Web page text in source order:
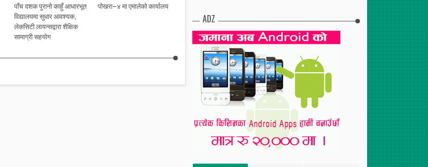
पाँच दशक पुरानो काहुँ आधारभूत
विद्यालयमा सुधार आवश्यक,
लेकसिटी लायन्सद्वारा शैक्षिक
सामाग्री सहयोग
पोखरा–४ मा एमालेको कार्यालय
ADZ